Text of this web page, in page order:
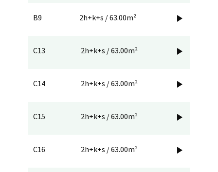
B9 2h+k+s / 63.00m² 
C13 2h+k+s / 63.00m² 
C14 2h+k+s / 63.00m² 
C15 2h+k+s / 63.00m² 
C16 2h+k+s / 63.00m² 